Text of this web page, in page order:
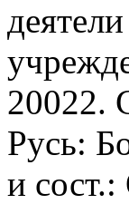
20022.
Русь:
и